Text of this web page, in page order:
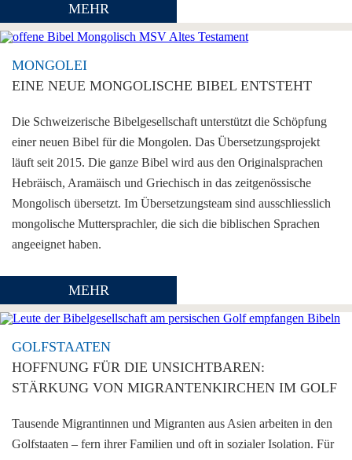
MEHR
MONGOLEI
EINE NEUE MONGOLISCHE BIBEL ENTSTEHT
Die Schweizerische Bibelgesellschaft unterstützt die Schöpfung
einer neuen Bibel für die Mongolen. Das Übersetzungsprojekt
läuft seit 2015. Die ganze Bibel wird aus den Originalsprachen
Hebräisch, Aramäisch und Griechisch in das zeitgenössische
Mongolisch übersetzt. Im Übersetzungsteam sind ausschliesslich
mongolische Muttersprachler, die sich die biblischen Sprachen
angeeignet haben.
MEHR
GOLFSTAATEN
HOFFNUNG FÜR DIE UNSICHTBAREN:
STÄRKUNG VON MIGRANTENKIRCHEN IM GOLF
Tausende Migrantinnen und Migranten aus Asien arbeiten in den
Golfstaaten – fern ihrer Familien und oft in sozialer Isolation. Für